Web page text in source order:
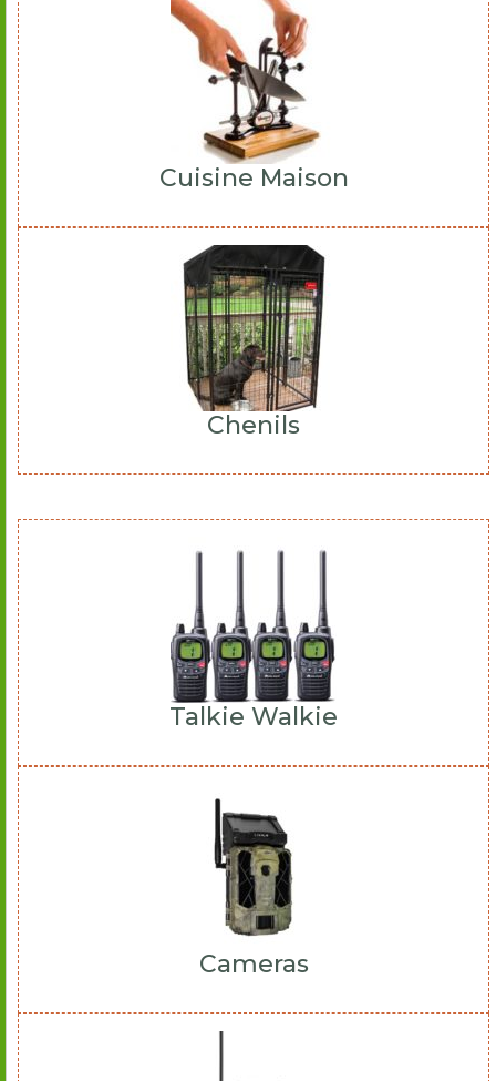
Cuisine Maison
Chenils
Talkie Walkie
Cameras